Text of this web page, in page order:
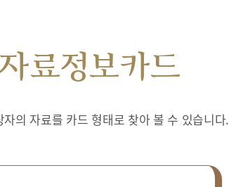
료정보카드
자의 자료를 카드 형태로 찾아 볼 수 있습니다.